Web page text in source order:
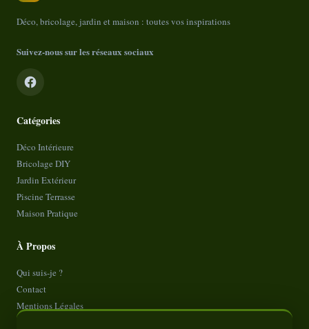
Déco, bricolage, jardin et maison : toutes vos inspirations
Suivez-nous sur les réseaux sociaux
Catégories
Déco Intérieure
Bricolage DIY
Jardin Extérieur
Piscine Terrasse
Maison Pratique
À Propos
Qui suis-je ?
Contact
Mentions Légales